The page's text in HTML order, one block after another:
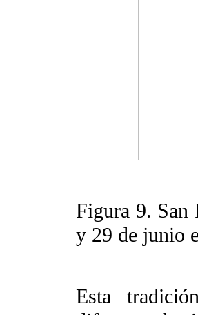
Figura 9. San
y 29 de junio
Esta